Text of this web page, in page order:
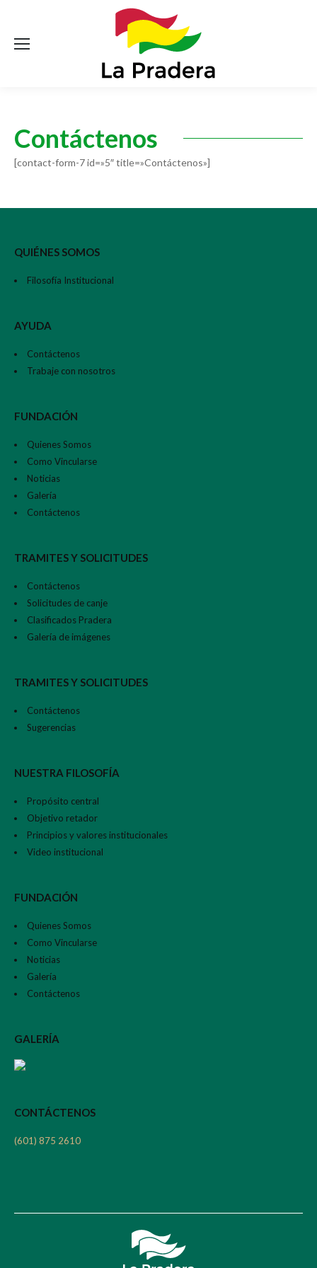
Contáctenos
[contact-form-7 id=»5″ title=»Contáctenos»]
QUIÉNES SOMOS
Filosofía Institucional
AYUDA
Contáctenos
Trabaje con nosotros
FUNDACIÓN
Quienes Somos
Como Vincularse
Noticias
Galería
Contáctenos
TRAMITES Y SOLICITUDES
Contáctenos
Solicitudes de canje
Clasificados Pradera
Galería de imágenes
TRAMITES Y SOLICITUDES
Contáctenos
Sugerencias
NUESTRA FILOSOFÍA
Propósito central
Objetivo retador
Principios y valores institucionales
Video institucional
FUNDACIÓN
Quienes Somos
Como Vincularse
Noticias
Galería
Contáctenos
GALERÍA
CONTÁCTENOS
(601) 875 2610